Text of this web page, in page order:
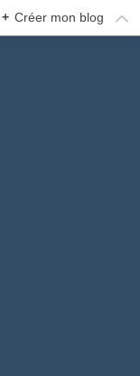
+ Créer mon blog